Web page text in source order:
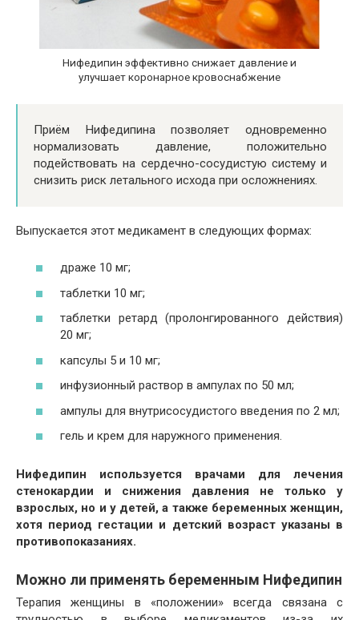
Нифедипин эффективно снижает давление и
улучшает коронарное кровоснабжение
Приём Нифедипина позволяет одновременно
нормализовать давление, положительно
подействовать на сердечно-сосудистую систему и
снизить риск летального исхода при осложнениях.
Выпускается этот медикамент в следующих формах:
драже 10 мг;
таблетки 10 мг;
таблетки ретард (пролонгированного действия)
20 мг;
капсулы 5 и 10 мг;
инфузионный раствор в ампулах по 50 мл;
ампулы для внутрисосудистого введения по 2 мл;
гель и крем для наружного применения.
Нифедипин используется врачами для лечения
стенокардии и снижения давления не только у
взрослых, но и у детей, а также беременных женщин,
хотя период гестации и детский возраст указаны в
противопоказаниях.
Можно ли применять беременным Нифедипин
Терапия женщины в «положении» всегда связана с